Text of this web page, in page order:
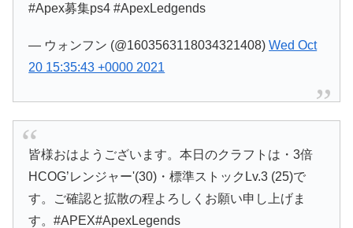
#Apex募集ps4 #ApexLedgends
— ウォンフン (@1603563118034321408)Wed Oct
20 15:35:43 +0000 2021
皆様おはようございます。本日のクラフトは・3倍
HCOG’レンジャー'(30)・標準ストックLv.3 (25)で
す。ご確認と拡散の程よろしくお願い申し上げま
す。#APEX#ApexLegends